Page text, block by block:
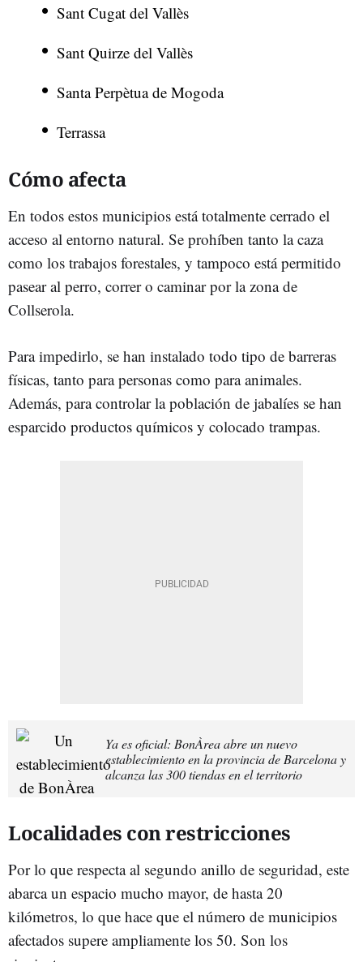
Sant Cugat del Vallès
Sant Quirze del Vallès
Santa Perpètua de Mogoda
Terrassa
Cómo afecta
En todos estos municipios está totalmente cerrado el
acceso al entorno natural. Se prohíben tanto la caza
como los trabajos forestales, y tampoco está permitido
pasear al perro, correr o caminar por la zona de
Collserola.
Para impedirlo, se han instalado todo tipo de barreras
físicas, tanto para personas como para animales.
Además, para controlar la población de jabalíes se han
esparcido productos químicos y colocado trampas.
Ya es oficial: BonÀrea abre un nuevo
establecimiento en la provincia de Barcelona y
alcanza las 300 tiendas en el territorio
Localidades con restricciones
Por lo que respecta al segundo anillo de seguridad, este
abarca un espacio mucho mayor, de hasta 20
kilómetros, lo que hace que el número de municipios
afectados supere ampliamente los 50. Son los